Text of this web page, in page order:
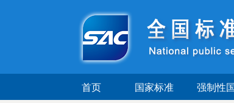
首页 国家标准 强制性